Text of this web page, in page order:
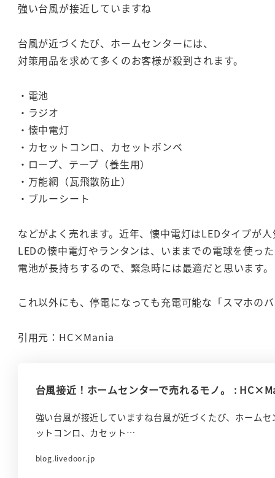
強い台風が接近していますね
台風が近づくたび、ホームセンターには、
対策用品を求めて多くのお客様が殺到されます。
・電池
・ラジオ
・懐中電灯
・カセットコンロ、カセットボンベ
・ロープ、テープ（養生用）
・万能網（瓦飛散防止）
・ブルーシート
などがよく売れます。近年、懐中電灯はLEDタイプが
LEDの懐中電灯やランタンは、いままでの電球を使っ
電池が長持ちするので、緊急時には最適だと思います。
これ以外にも、停電になっても充電可能な「スマホの
引用元：HC×Mania
台風接近！ホームセンターで売れるモノ。 :
強い台風が接近していますね台風が近づくたび、ホーム
ットコンロ、カセット…
blog.livedoor.jp